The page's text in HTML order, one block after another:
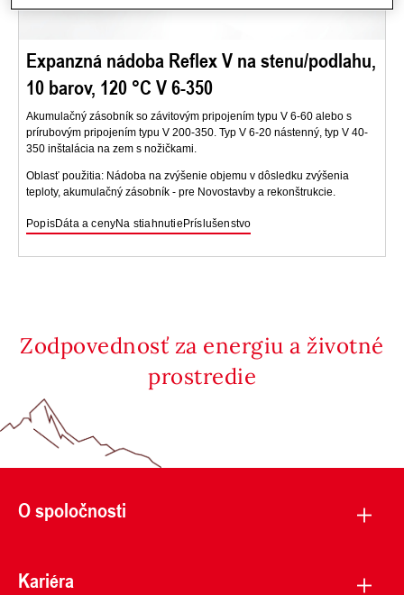
Expanzná nádoba Reflex V na stenu/podlahu,
10 barov, 120 °C V 6-350
Akumulačný zásobník so závitovým pripojením typu V 6-60 alebo s
prírubovým pripojením typu V 200-350. Typ V 6-20 nástenný, typ V 40-
350 inštalácia na zem s nožičkami.
Oblasť použitia: Nádoba na zvýšenie objemu v dôsledku zvýšenia
teploty, akumulačný zásobník - pre Novostavby a rekonštrukcie.
PopisDáta a cenyNa stiahnutie Príslušenstvo
Zodpovednosť za energiu a životné
prostredie
O spoločnosti
Kariéra